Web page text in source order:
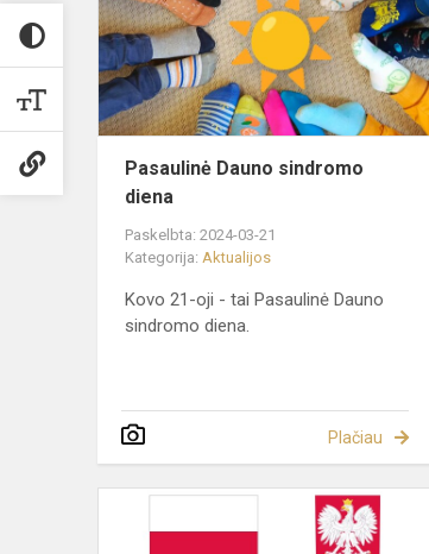
Pasaulinė Dauno sindromo
diena
Paskelbta: 2024-03-21
Kategorija: Aktualijos
Kovo 21-oji - tai Pasaulinė Dauno
sindromo diena.
Plačiau